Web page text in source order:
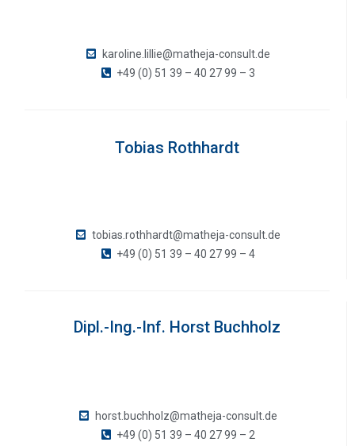
karoline.lillie@matheja-consult.de
+49 (0) 51 39 – 40 27 99 – 3
Tobias Rothhardt
tobias.rothhardt@matheja-consult.de
+49 (0) 51 39 – 40 27 99 – 4
Dipl.-Ing.-Inf. Horst Buchholz
horst.buchholz@matheja-consult.de
+49 (0) 51 39 – 40 27 99 – 2